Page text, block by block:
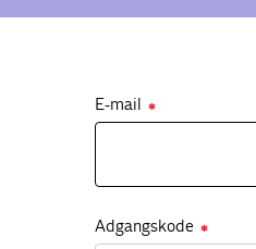
E-mail ✱
Adgangskode ✱